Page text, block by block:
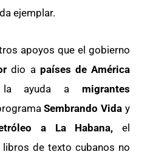
ejemplar.
apoyos que el gobierno
dio a países de América
ayuda a migrantes
Sembrando Vida y
a La Habana,el
de texto cubanos no